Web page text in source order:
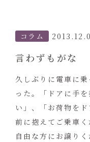
コラム
言わずもがな
久しぶりに電車に
った。「ドアに手
い」、「お荷物を
前に抱えてご乗車
自由な方にお譲り